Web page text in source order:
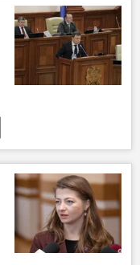
PCRM